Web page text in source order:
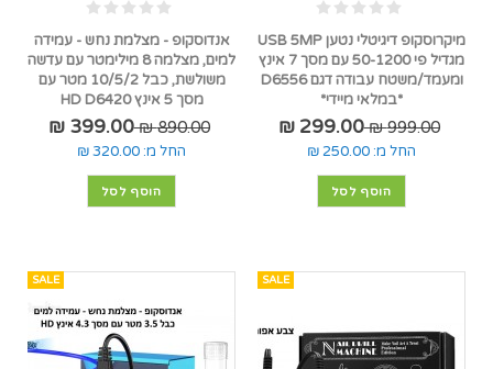
מיקרוסקופ דיגיטלי נטען USB 5MP
מגדיל פי 50-1200 עם מסך 7 אינץ
ומעמד/משטח עבודה דגם D6556
*במלאי מיידי*
999.00 ₪
299.00 ₪
החל מ: 250.00 ₪
הוסף לסל
אנדוסקופ - מצלמת נחש - עמידה
למים, מצלמה 8 מילימטר עם עדשה
משולשת, כבל 10/5/2 מטר עם
מסך 5 אינץ HD D6420
890.00 ₪
399.00 ₪
החל מ: 320.00 ₪
הוסף לסל
SALE
SALE